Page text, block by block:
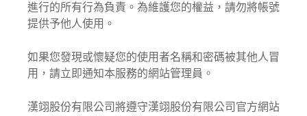
進行的所有行為負責。為維護您的權益，請勿將帳號
提供予他人使用。
如果您發現或懷疑您的使用者名稱和密碼被其他人冒
用，請立即通知本服務的網站管理員。
漢翊股份有限公司將遵守漢翊股份有限公司官方網站